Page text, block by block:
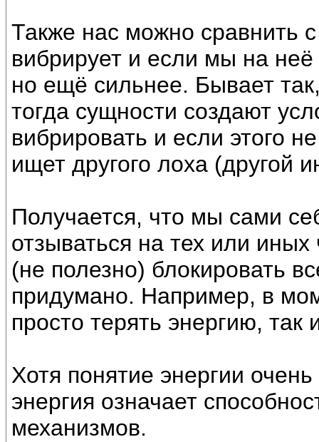
Также нас можно сравнить
вибрирует и если мы на
но ещё сильнее. Бывает
тогда сущности создают
вибрировать и если этого
ищет другого лоха (другой
Получается, что мы сами
отзываться на тех или
(не полезно) блокировать
придумано. Например, в
просто терять энергию, так
Хотя понятие энергии
энергия означает
механизмов.